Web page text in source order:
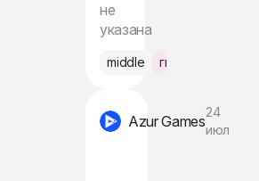
не
указана
middle гибрид Москва
Azur Games
24
июл